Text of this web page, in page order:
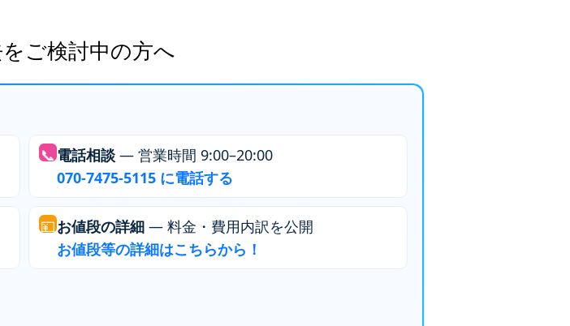
ご検討中の方へ
📞 電話相談 — 営業時間 9:00–20:00
070-7475-5115 に電話する
💴お値段の詳細 — 料金・費用内訳を公開
お値段等の詳細はこちらから！